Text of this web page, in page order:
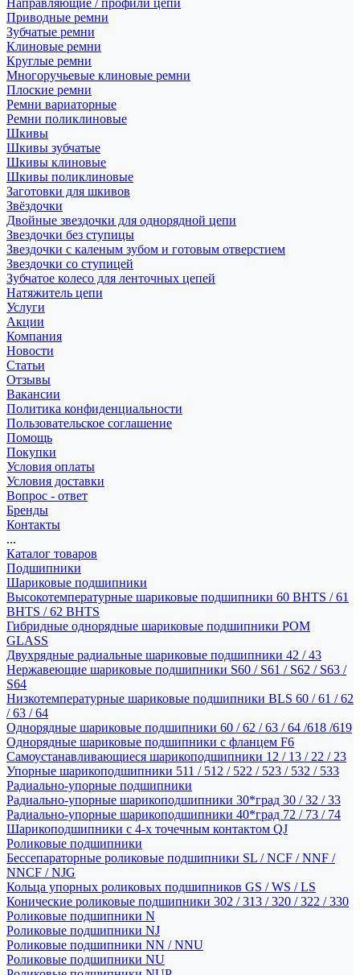
Направляющие / профили цепи
Приводные ремни
Зубчатые ремни
Клиновые ремни
Круглые ремни
Многоручьевые клиновые ремни
Плоские ремни
Ремни вариаторные
Ремни поликлиновые
Шкивы
Шкивы зубчатые
Шкивы клиновые
Шкивы поликлиновые
Заготовки для шкивов
Звёздочки
Двойные звездочки для однорядной цепи
Звездочки без ступицы
Звездочки с каленым зубом и готовым отверстием
Звездочки со ступицей
Зубчатое колесо для ленточных цепей
Натяжитель цепи
Услуги
Акции
Компания
Новости
Статьи
Отзывы
Вакансии
Политика конфиденциальности
Пользовательское соглашение
Помощь
Покупки
Условия оплаты
Условия доставки
Вопрос - ответ
Бренды
Контакты
...
Каталог товаров
Подшипники
Шариковые подшипники
Высокотемпературные шариковые подшипники 60 BHTS / 61
BHTS / 62 BHTS
Гибридные однорядные шариковые подшипники POM
GLASS
Двухрядные радиальные шариковые подшипники 42 / 43
Нержавеющие шариковые подшипники S60 / S61 / S62 / S63 /
S64
Низкотемпературные шариковые подшипники BLS 60 / 61 / 62
/ 63 / 64
Однорядные шариковые подшипники 60 / 62 / 63 / 64 /618 /619
Однорядные шариковые подшипники с фланцем F6
Самоустанавливающиеся шарикоподшипники 12 / 13 / 22 / 23
Упорные шарикоподшипники 511 / 512 / 522 / 523 / 532 / 533
Радиально-упорные подшипники
Радиально-упорные шарикоподшипники 30*град 30 / 32 / 33
Радиально-упорные шарикоподшипники 40*град 72 / 73 / 74
Шарикоподшипники с 4-х точечным контактом QJ
Роликовые подшипники
Бессепараторные роликовые подшипники SL / NCF / NNF /
NNCF / NJG
Кольца упорных роликовых подшипников GS / WS / LS
Конические роликовые подшипники 302 / 313 / 320 / 322 / 330
Роликовые подшипники N
Роликовые подшипники NJ
Роликовые подшипники NN / NNU
Роликовые подшипники NU